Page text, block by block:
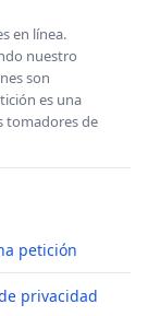
en línea.
nuestro
son
es una
tomadores de
petición
privacidad